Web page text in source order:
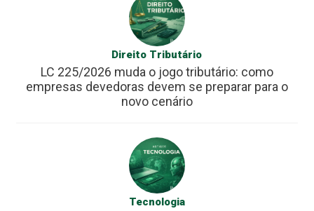
Direito Tributário
LC 225/2026 muda o jogo tributário: como
empresas devedoras devem se preparar para o
novo cenário
Tecnologia